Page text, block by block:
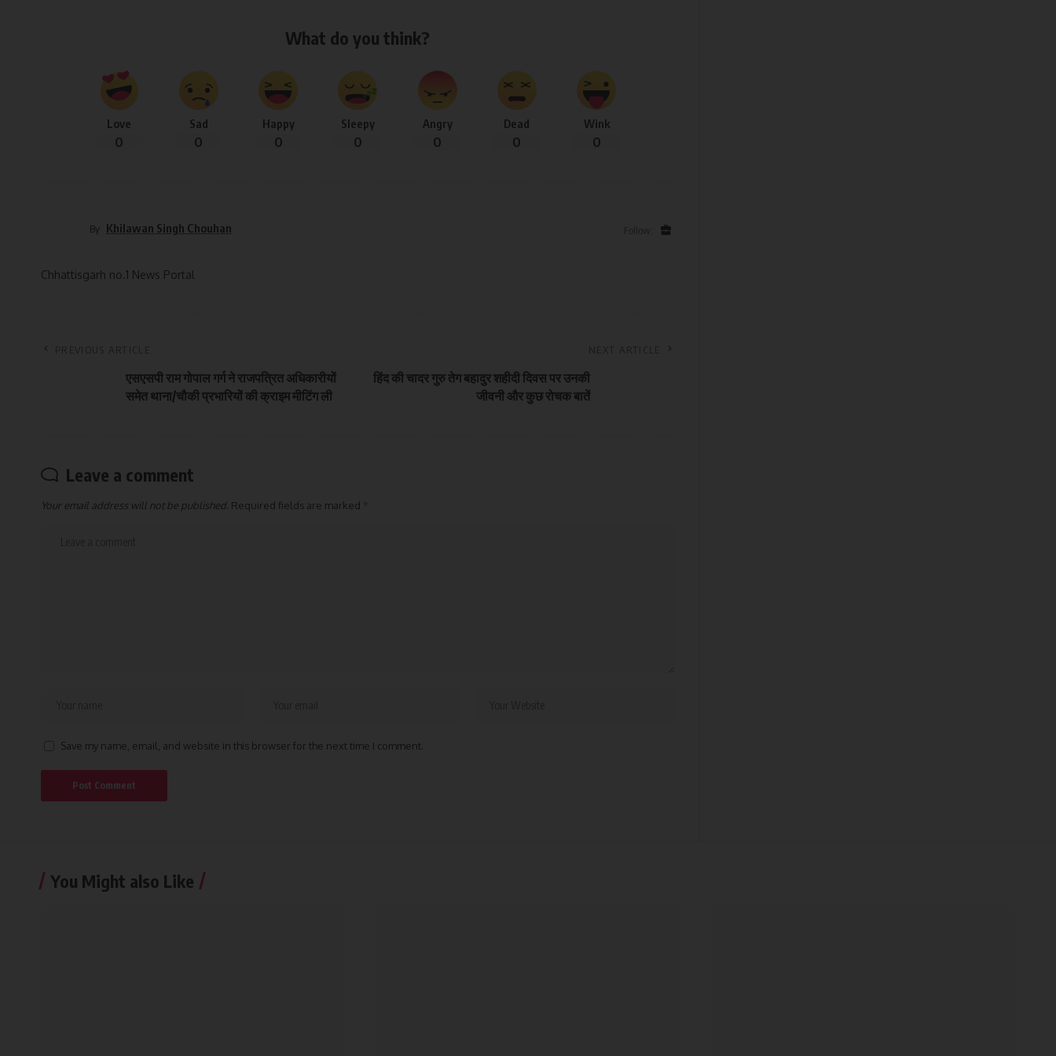
What do you think?
Love
0
Sad
0
Happy
0
Sleepy
0
Angry
0
Dead
0
Wink
0
By Khilawan Singh Chouhan
Chhattisgarh no.1 News Portal
एसएसपी राम गोपाल गर्ग ने राजपत्रित अधिकारीयों
समेत थाना/चौकी प्रभारियों की क्राइम मीटिंग ली
हिंद की चादर गुरु तेग बहादुर शहीदी दिवस पर उनकी
जीवनी और कुछ रोचक बातें
Leave a comment
Your email address will not be published. Required fields are marked *
Save my name, email, and website in this browser for the next time I comment.
You Might also Like